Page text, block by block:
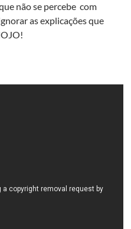
não se percebe com
as explicações que